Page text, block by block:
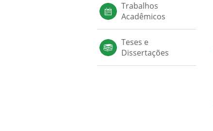
Trabalhos
Acadêmicos
Teses e
Dissertações